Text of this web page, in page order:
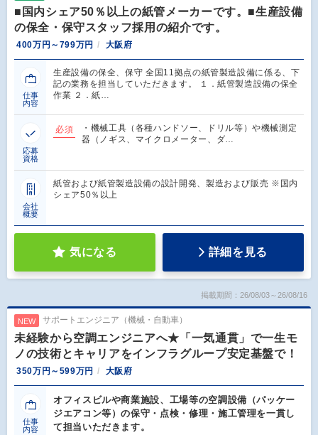
■国内シェア50％以上の紙管メーカーです。■生産設備
の保全・保守スタッフ採用の紹介です。
400万円～799万円 大阪府
仕事
内容
生産設備の保全、保守 全国11拠点の紙管製造設備に係る、下
記の業務を担当していただきます。 １．紙管製造設備の保全
作業 ２．紙…
応募
資格
必須
・機械工具（各種ハンドソー、ドリル等）や機械測定
器（ノギス、マイクロメーター、ダ…
会社
概要
紙管および紙管製造設備の設計開発、製造および販売 ※国内
シェア50％以上
気になる 詳細を見る
掲載期間：26/08/03～26/08/16
NEW サポートエンジニア（機械・自動車）
未経験から空調エンジニアへ★「一気通貫」で一生モ
ノの技術とキャリアをインフラグループ安定基盤で！
350万円～599万円 大阪府
仕事
内容
オフィスビルや商業施設、工場等の空調設備（パッケー
ジエアコン等）の保守・点検・修理・施工管理を一貫し
て担当いただきます。